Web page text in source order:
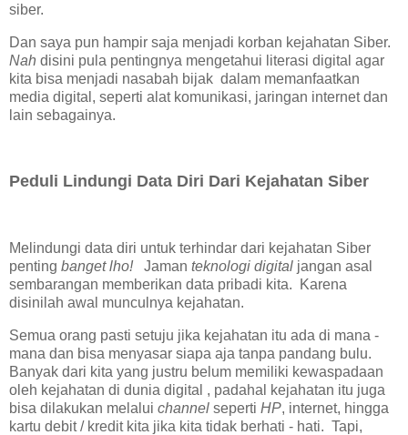
siber.
Dan saya pun hampir saja menjadi korban kejahatan Siber.
Nah disini pula pentingnya mengetahui literasi digital agar
kita bisa menjadi nasabah bijak dalam memanfaatkan
media digital, seperti alat komunikasi, jaringan internet dan
lain sebagainya.
Peduli Lindungi Data Diri Dari Kejahatan Siber
Melindungi data diri untuk terhindar dari kejahatan Siber
penting banget lho! Jaman teknologi digital jangan asal
sembarangan memberikan data pribadi kita. Karena
disinilah awal munculnya kejahatan.
Semua orang pasti setuju jika kejahatan itu ada di mana -
mana dan bisa menyasar siapa aja tanpa pandang bulu.
Banyak dari kita yang justru belum memiliki kewaspadaan
oleh kejahatan di dunia digital , padahal kejahatan itu juga
bisa dilakukan melalui channel seperti HP, internet, hingga
kartu debit / kredit kita jika kita tidak berhati - hati. Tapi,